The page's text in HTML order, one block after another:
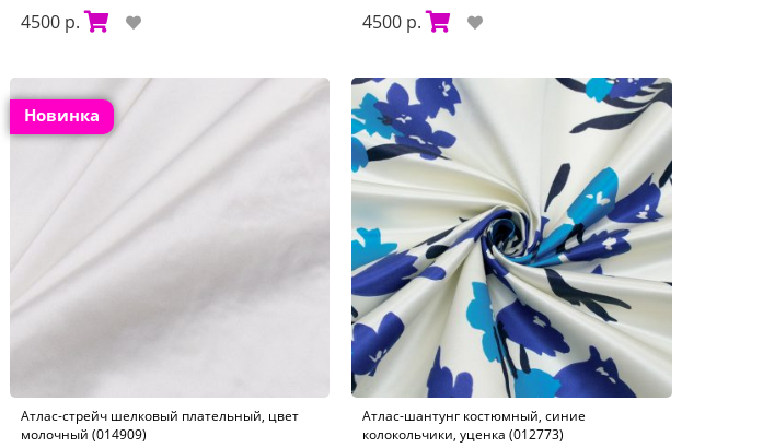
4500 р. 4500 р.
Новинка
Атлас-стрейч шелковый плательный, цвет
молочный (014909)
Атлас-шантунг костюмный, синие
колокольчики, уценка (012773)